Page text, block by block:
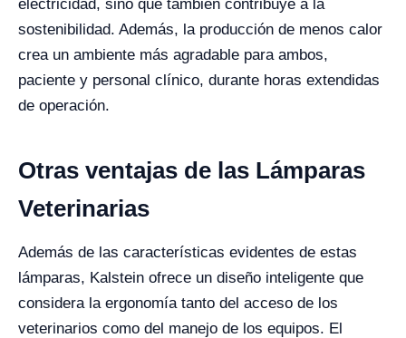
electricidad, sino que también contribuye a la
sostenibilidad. Además, la producción de menos calor
crea un ambiente más agradable para ambos,
paciente y personal clínico, durante horas extendidas
de operación.
Otras ventajas de las Lámparas
Veterinarias
Además de las características evidentes de estas
lámparas, Kalstein ofrece un diseño inteligente que
considera la ergonomía tanto del acceso de los
veterinarios como del manejo de los equipos. El